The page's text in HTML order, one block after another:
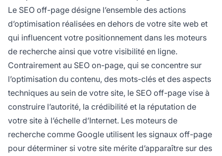
visibilité de votre site.
Le SEO off-page désigne l’ensemble des actions
d’optimisation réalisées en dehors de votre site web et
qui influencent votre positionnement dans les moteurs
de recherche ainsi que votre visibilité en ligne.
Contrairement au SEO on-page, qui se concentre sur
l’optimisation du contenu, des mots-clés et des aspects
techniques au sein de votre site, le SEO off-page vise à
construire l’autorité, la crédibilité et la réputation de
votre site à l’échelle d’Internet. Les moteurs de
recherche comme Google utilisent les signaux off-page
pour déterminer si votre site mérite d’apparaître sur des